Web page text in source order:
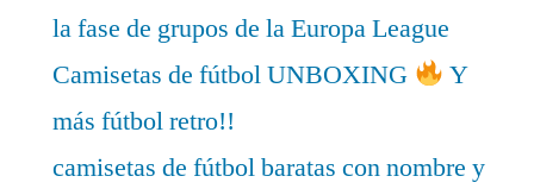
la fase de grupos de la Europa League
Camisetas de fútbol UNBOXING
Y
más fútbol retro!!
camisetas de fútbol baratas con nombre y